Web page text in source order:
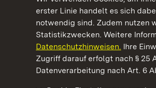
erster Linie handelt es sich
notwendig sind. Zudem nutzen
Statistikzwecken. Weitere
Datenschutzhinweisen. Ihre
Zugriff darauf erfolgt nach § 25
Datenverarbeitung nach Art. 6
Kommen. Staunen.